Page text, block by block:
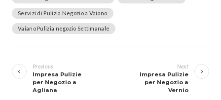
Servizi di Pulizia Negozio a Vaiano
Vaiano Pulizia negozio Settimanale
articoli
Previous
Impresa Pulizie
per Negozio a
Agliana
Next
Impresa Pulizie
per Negozio a
Vernio